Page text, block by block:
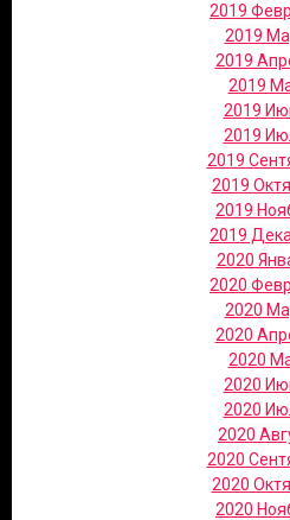
2019
2019
2019
2019
2019
2019
2019
2019
2019
2019
2020
2020
2020
2020
2020
2020
2020
2020
2020
2020
2020